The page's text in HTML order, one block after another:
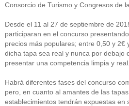
Consorcio de Turismo y Congresos de
Desde el 11 al 27 de septiembre de
participaran en el concurso
precios más populares; entre 0,50 y 2€
dicha tapa sea real y nunca por debajo
presentar una competencia limpia y real.
Habrá diferentes fases del concurso
pero, en cuanto al amantes de las
establecimientos tendrán expuestas en